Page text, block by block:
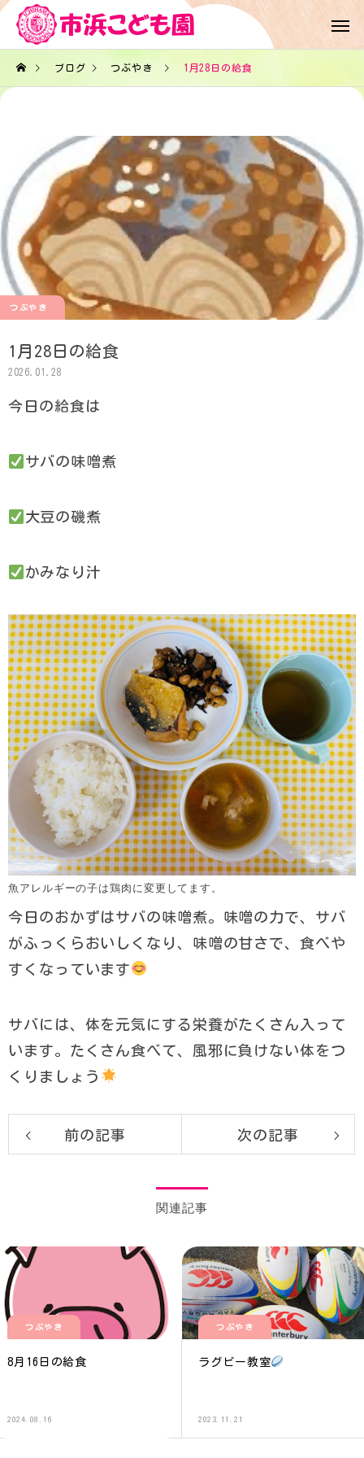
ブログ つぶやき 1月28日の給食
つぶやき
1月28日の給食
2026.01.28
今日の給食は
サバの味噌煮
大豆の磯煮
かみなり汁
魚アレルギーの子は鶏肉に変更してます。
今日のおかずはサバの味噌煮。味噌の力で、サバ
がふっくらおいしくなり、味噌の甘さで、食べや
すくなっています
サバには、体を元気にする栄養がたくさん入って
います。たくさん食べて、風邪に負けない体をつ
くりましょう
前の記事 次の記事
関連記事
つぶやき
8月16日の給食
2024.08.16
つぶやき
ラグビー教室
2023.11.21